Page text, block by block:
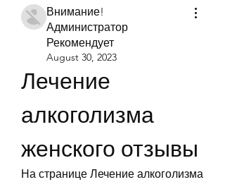
Внимание!
Администратор
Рекомендует
August 30, 2023
Лечение
алкоголизма
женского отзывы
На странице Лечение алкоголизма